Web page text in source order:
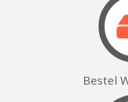
Bestel